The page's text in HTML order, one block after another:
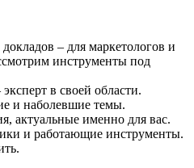
– для маркетологов и
инструменты под
в своей области.
и наболевшие темы.
актуальные именно для вас.
и работающие инструменты.